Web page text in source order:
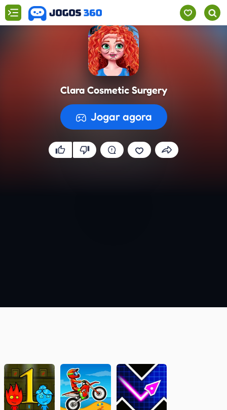
Clara Cosmetic Surgery
Jogar agora